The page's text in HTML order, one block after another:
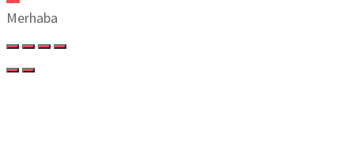
Merhaba